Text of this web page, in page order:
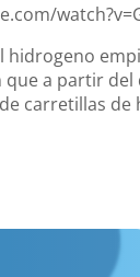
hidrogeno
a partir del
carretillas